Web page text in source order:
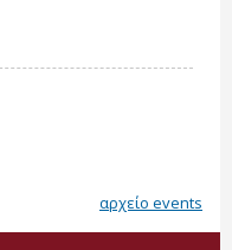
αρχείο events